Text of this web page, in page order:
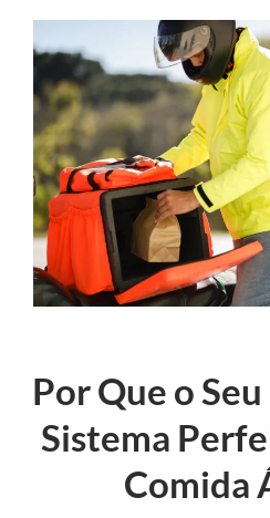
Por Que o
Sistema
Comida